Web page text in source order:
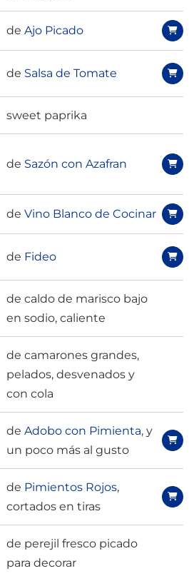
deAjo Picado
de Salsa de Tomate
sweet paprika
de Sazón con Azafran
deVino Blanco de Cocinar
de Fideo
de caldo de marisco bajo
en sodio, caliente
de camarones grandes,
pelados, desvenados y
con cola
deAdobo con Pimienta, y
un poco más al gusto
de Pimientos Rojos,
cortados en tiras
de perejil fresco picado
para decorar